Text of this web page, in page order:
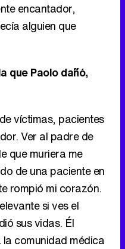
encantador,
alguien que
que Paolo dañó,
víctimas, pacientes
Ver al padre de
que muriera me
de una paciente en
rompió mi corazón.
si ves el
sus vidas. Él
comunidad médica